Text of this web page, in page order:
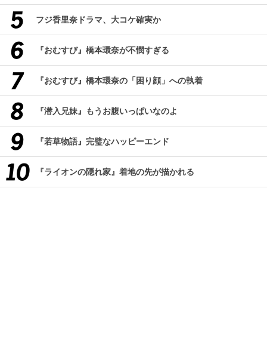
フジ香里奈ドラマ、大コケ確実か
『おむすび』橋本環奈が不憫すぎる
『おむすび』橋本環奈の「困り顔」への執着
『潜入兄妹』もうお腹いっぱいなのよ
『若草物語』完璧なハッピーエンド
『ライオンの隠れ家』着地の先が描かれる